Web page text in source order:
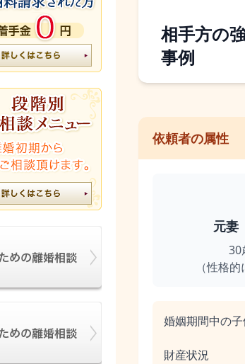
相手方の
事例
依頼者の属性
元妻
30
（性格
婚姻期間中の
財産状況